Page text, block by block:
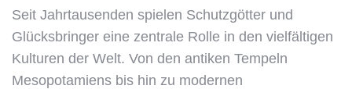
Seit Jahrtausenden spielen Schutzgötter und
Glücksbringer eine zentrale Rolle in den vielfältigen
Kulturen der Welt. Von den antiken Tempeln
Mesopotamiens bis hin zu modernen